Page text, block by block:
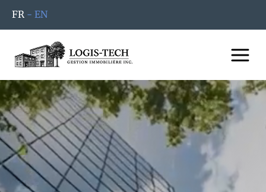
FR - EN